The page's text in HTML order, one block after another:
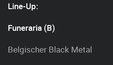
Line-Up:
Funeraria (B)
Belgischer Black Metal